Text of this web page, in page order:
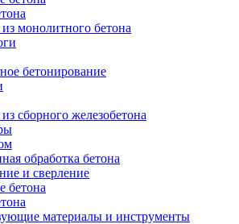
монолитного бетона
бетонирование
сборного железобетона
обработка бетона
и сверление
бетона
материалы и инструменты